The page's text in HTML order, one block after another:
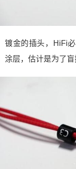
镀金的插头，HiFi
涂层，估计是为了盲